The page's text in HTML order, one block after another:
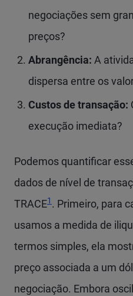
negociações sem
preços?
Abrangência: A
dispersa entre os
Custos de transação:
execução imediata?
Podemos quantificar
dados de nível de
TRACE1 . Primeiro, para
usamos a medida de
termos simples, ela
preço associada a um
negociação. Embora